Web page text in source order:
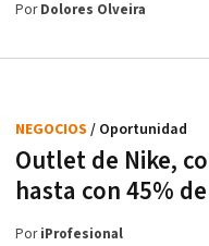
PorDolores Olveira
Outlet de Nike,
hasta con 45%
NEGOCIOS / Oportunidad
PoriProfesional